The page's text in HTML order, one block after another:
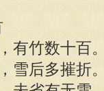
有竹数十百
雪后多摧折